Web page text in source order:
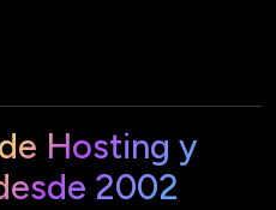
Hosting y
2002